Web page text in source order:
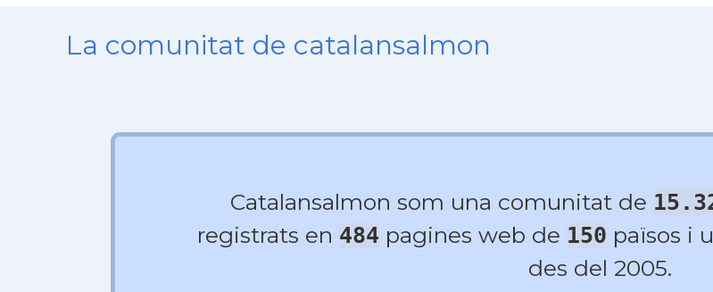
La comunitat de catalansalmon
Catalansalmon som una comunitat de
registrats en 484 pagines web de 150 països i
des del 2005.